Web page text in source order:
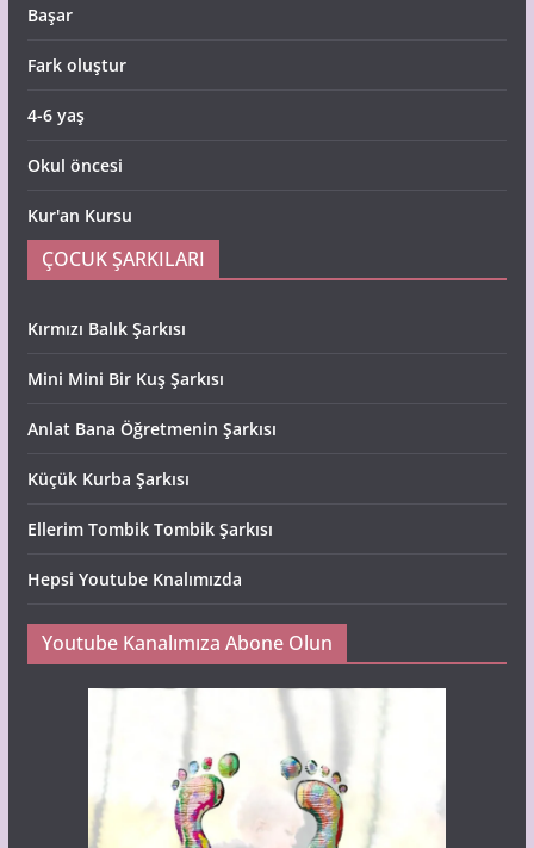
Başar
Fark oluştur
4-6 yaş
Okul öncesi
Kur'an Kursu
ÇOCUK ŞARKILARI
Kırmızı Balık Şarkısı
Mini Mini Bir Kuş Şarkısı
Anlat Bana Öğretmenin Şarkısı
Küçük Kurba Şarkısı
Ellerim Tombik Tombik Şarkısı
Hepsi Youtube Knalımızda
Youtube Kanalımıza Abone Olun